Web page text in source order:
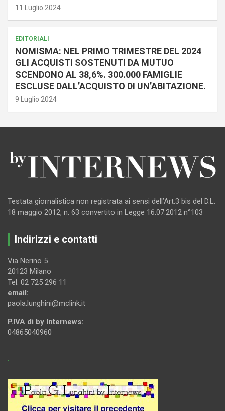
11 Luglio 2024
EDITORIALI
NOMISMA: NEL PRIMO TRIMESTRE DEL 2024
GLI ACQUISTI SOSTENUTI DA MUTUO
SCENDONO AL 38,6%. 300.000 FAMIGLIE
ESCLUSE DALL’ACQUISTO DI UN’ABITAZIONE.
9 Luglio 2024
Testata giornalistica non registrata ai sensi dell’Art.3 bis del D.L.
18 maggio 2012, n. 63 convertito in Legge 16.07.2012 n°103
Indirizzi e contatti
Via Nerino 5
20123 Milano
Tel. 02 725 296 11
email:
paola.lunghini@mclink.it
P.IVA di by Internews:
04865040960
.